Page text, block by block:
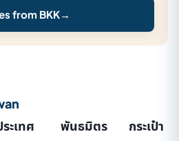
from BKK→
ระเทศ พันธมิตร
กระเป๋า